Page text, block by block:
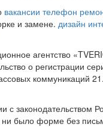
вакансии телефон
и замене. дизайн
агентство
о регистрации
было форме без